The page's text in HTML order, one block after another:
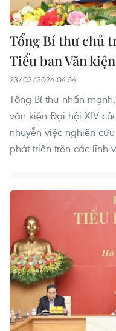
Tổng Bí thư chủ
Tiểu ban Văn
23/02/2024 04:54
Tổng Bí thư nhấn
văn kiện Đại hội XIV
nhuyễn việc nghiên
phát triển trên các lĩnh